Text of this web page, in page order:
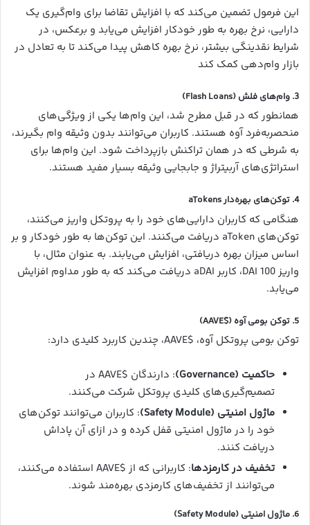
این فرمول تضمین می‌کند که با افزایش تقاضا برای وام‌گیری یک
دارایی، نرخ بهره به طور خودکار افزایش می‌یابد و برعکس، در
شرایط نقدینگی بیشتر، نرخ بهره کاهش پیدا می‌کند تا به تعادل در
بازار وام‌دهی کمک کند
3. وام‌های فلش (Flash Loans)
همانطور که در قبل مطرح شد، این وام‌ها یکی از ویژگی‌های
منحصربه‌فرد آوه هستند. کاربران می‌توانند بدون وثیقه وام بگیرند،
به شرطی که در همان تراکنش بازپرداخت شود. این وام‌ها برای
استراتژی‌های آربیتراژ و جابجایی وثیقه بسیار مفید هستند.
4. توکن‌های بهره‌دار aTokens
هنگامی که کاربران دارایی‌های خود را به پروتکل واریز می‌کنند،
توکن‌های aToken دریافت می‌کنند. این توکن‌ها به طور خودکار و بر
اساس میزان بهره دریافتی، افزایش می‌یابند. به عنوان مثال، با
واریز 100 DAI، کاربر aDAI دریافت می‌کند که به طور مداوم افزایش
می‌یابد.
5. توکن بومی آوه ($AAVE)
توکن بومی پروتکل آوه، $AAVE، چندین کاربرد کلیدی دارد:
حاکمیت (Governance)
: دارندگان $AAVE در
تصمیم‌گیری‌های کلیدی پروتکل شرکت می‌کنند.
ماژول امنیتی (Safety Module)
: کاربران می‌توانند توکن‌های
خود را در ماژول امنیتی قفل کرده و در ازای آن پاداش
دریافت کنند.
تخفیف در کارمزدها
: کاربرانی که از $AAVE استفاده می‌کنند،
می‌توانند از تخفیف‌های کارمزدی بهره‌مند شوند.
6. ماژول امنیتی (Safety Module)